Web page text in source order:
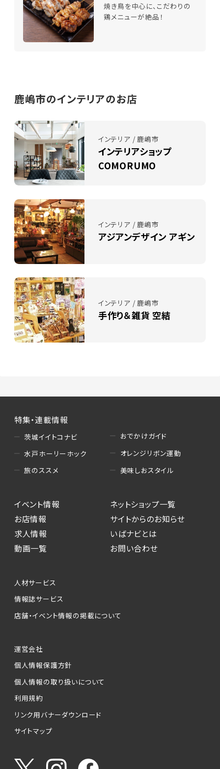
焼き鳥を中心に、こだわりの
鶏メニューが絶品！
鹿嶋市のインテリアのお店
インテリア / 鹿嶋市
インテリアショップ
COMORUMO
インテリア / 鹿嶋市
アジアンデザイン アギン
インテリア / 鹿嶋市
手作り＆雑貨 空結
特集・連載情報
茨城イイトコナビ
水戸ホーリーホック
旅のススメ
おでかけガイド
オレンジリボン運動
美味しおスタイル
イベント情報
お店情報
求人情報
動画一覧
ネットショップ一覧
サイトからのお知らせ
いばナビとは
お問い合わせ
人材サービス
情報誌サービス
店舗・イベント情報の掲載について
運営会社
個人情報保護方針
個人情報の取り扱いについて
利用規約
リンク用バナーダウンロード
サイトマップ